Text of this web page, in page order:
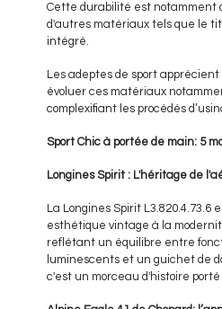
Cette durabilité est notamment
d'autres matériaux tels que le
intégré.
Les adeptes de sport
évoluer ces matériaux
complexifiant les procédés
Sport Chic à portée de main: 5
Longines Spirit : L'héritage de
La Longines Spirit
esthétique vintage à la
reflétant un équilibre entre
luminescents et un guichet de
c'est un morceau d'histoire